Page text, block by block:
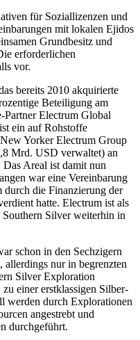
für Soziallizenzen und
mit lokalen Ejidos
Grundbesitz und
erforderlichen
vor.
bereits 2010 akquirierte
Beteiligung am
Electrum Global
ein auf Rohstoffe
Yorker Electrum Group
Mrd. USD verwaltet) an
Areal ist damit nun
war eine Vereinbarung
durch die Finanzierung der
hatte. Electrum ist als
Silver weiterhin in
schon in den Sechzigern
allerdings nur in begrenzten
Silver Exploration
einer erstklassigen Silber-
durch Explorationen
angestrebt und
durchgeführt.